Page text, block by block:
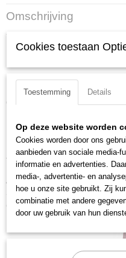
Productcode
328099
7612206087537
Omschrijving
7-delig veel tand bitdoppenset op
M5 - M6 - M8 - M10 - M12 -
Gewicht: 0,79 kg
Uitvoering: Veeltand
Materiaal: S2 Staal
Totale lengte: 185 mm
Aandrijfgrootte: 1/2 inch
Ook interessant
Cookies toestaan
Toestemming Details
Op deze website worden
Cookies worden door ons
aanbieden van sociale media-
informatie en advertenties.
media-, advertentie- en
hoe u onze site gebruikt. Zij
combinatie met andere
door uw gebruik van hun